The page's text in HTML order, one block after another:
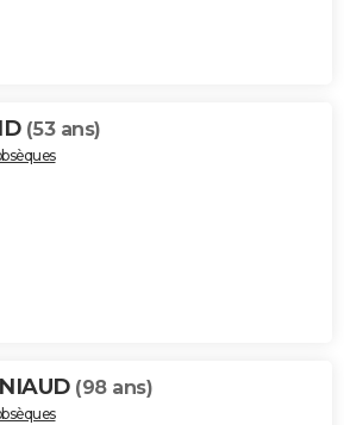
(53 ans)
(98 ans)